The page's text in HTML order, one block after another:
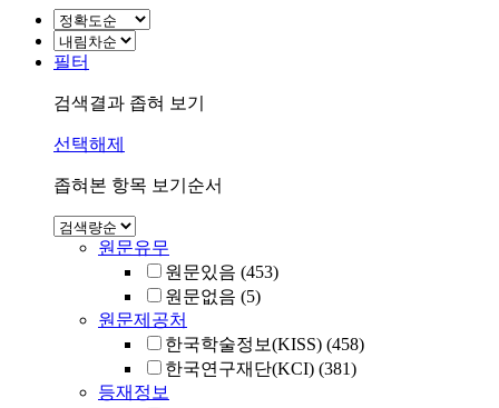
필터
검색결과 좁혀 보기
선택해제
좁혀본 항목 보기순서
원문유무
원문있음 (453)
원문없음 (5)
원문제공처
한국학술정보(KISS) (458)
한국연구재단(KCI) (381)
등재정보